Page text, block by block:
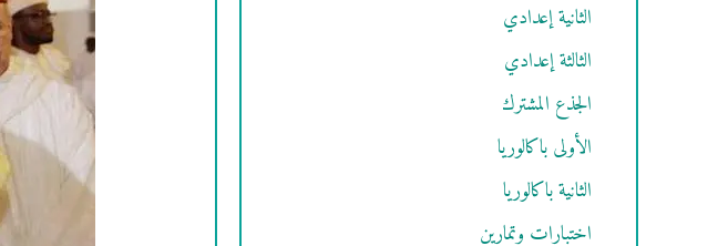
الثانية إعدادي
الثالثة إعدادي
الجذع المشترك
الأولى باكالوريا
الثانية باكالوريا
اختبارات وتمارين